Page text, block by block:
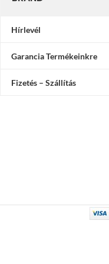
Hírlevél
Garancia Termékeinkre
Fizetés – Szállítás